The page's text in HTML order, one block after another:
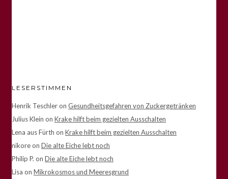
LESERSTIMMEN
Henrik Teschleron Gesundheitsgefahren von Zuckergetränken
Julius Klein on Krake hilft beim gezielten Ausschalten
Lena aus Fürth on Krake hilft beim gezielten Ausschalten
nikoreon Die alte Eiche lebt noch
Philip P. on Die alte Eiche lebt noch
Lisa on Mikrokosmos und Meeresgrund